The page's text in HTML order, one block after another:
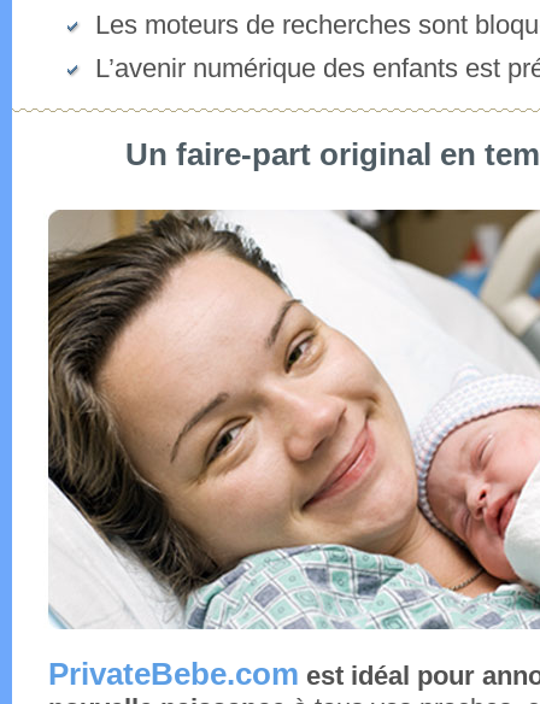
Les moteurs de recherches sont
L’avenir numérique des enfants est
Un faire-part original en
PrivateBebe.com est idéal pour